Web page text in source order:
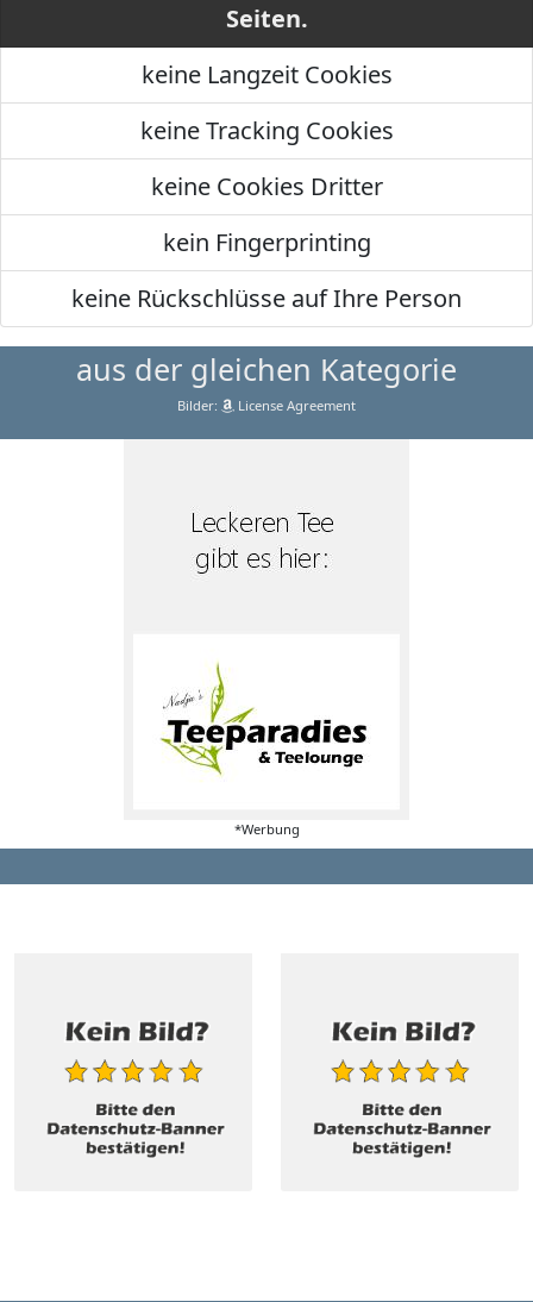
Seiten.
keine Langzeit Cookies
keine Tracking Cookies
keine Cookies Dritter
kein Fingerprinting
keine Rückschlüsse auf Ihre Person
aus der gleichen Kategorie
Bilder: License Agreement
*Werbung